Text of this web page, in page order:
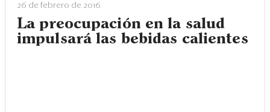
26 de febrero de 2016
La preocupación en la salud
impulsará las bebidas calientes